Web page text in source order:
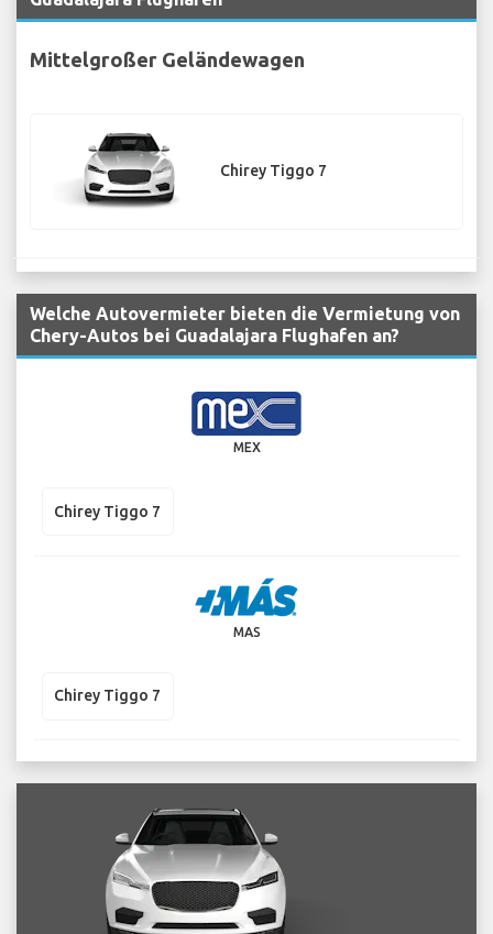
Mittelgroßer Geländewagen
Chirey Tiggo 7
Welche Autovermieter bieten die Vermietung von
Chery-Autos bei Guadalajara Flughafen an?
MEX
Chirey Tiggo 7
MAS
Chirey Tiggo 7